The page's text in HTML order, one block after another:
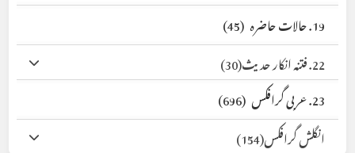
19. حالات حاضرہ
(45)
22. فتنہ انکار حدیث
(30)
23. عربی گرافکس
(696)
انگلش گرافکس(154)